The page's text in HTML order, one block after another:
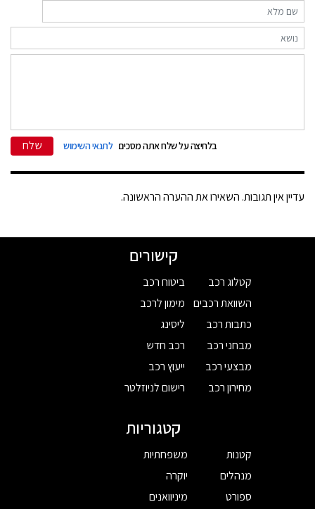
בלחיצה על שלח אתה מסכים לתנאי השימוש שלח
עדיין אין תגובות. השאירו את ההערה הראשונה.
קישורים
קטלוג רכב
השוואת רכבים
כתבות רכב
מבחני רכב
מבצעי רכב
מחירון רכב
ביטוח רכב
מימון לרכב
ליסינג
רכב חדש
ייעוץ רכב
רישום לניוזלטר
קטגוריות
קטנות
מנהלים
ספורט
משפחתיות
יוקרה
מיניוואנים